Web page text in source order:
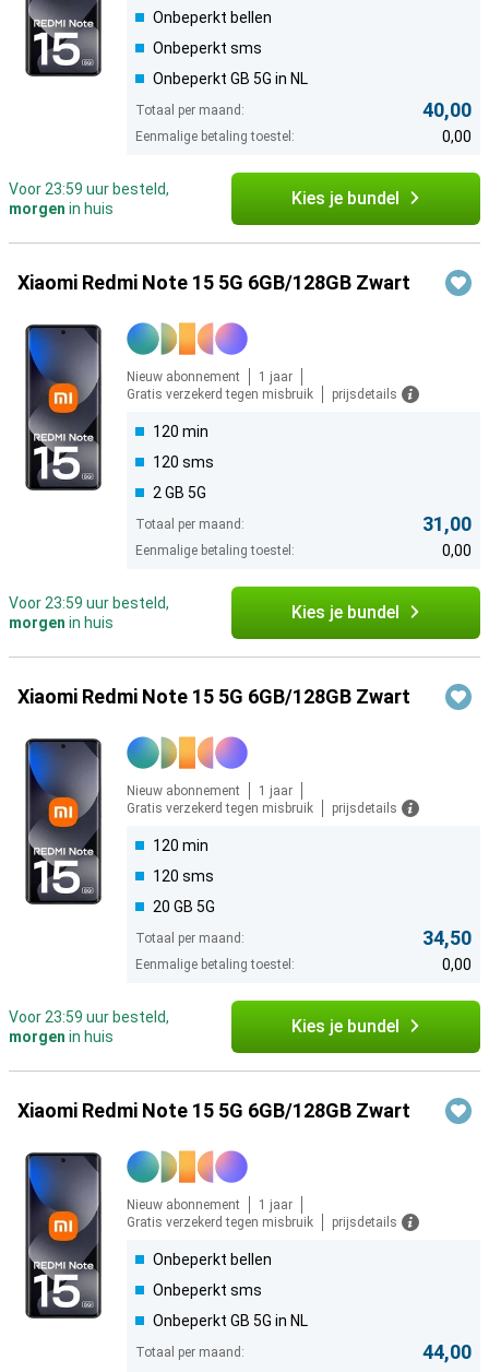
Onbeperkt bellen
Onbeperkt sms
Onbeperkt GB 5G in NL
Totaal per maand: 40,00
Eenmalige betaling toestel: 0,00
Voor 23:59 uur besteld,
morgen in huis Kies je bundel
Xiaomi Redmi Note 15 5G 6GB/128GB Zwart
Nieuw abonnement
1 jaar
Gratis verzekerd tegen misbruik
prijsdetails
120 min
120 sms
2 GB 5G
Totaal per maand: 31,00
Eenmalige betaling toestel: 0,00
Voor 23:59 uur besteld,
morgen in huis Kies je bundel
Xiaomi Redmi Note 15 5G 6GB/128GB Zwart
Nieuw abonnement
1 jaar
Gratis verzekerd tegen misbruik
prijsdetails
120 min
120 sms
20 GB 5G
Totaal per maand: 34,50
Eenmalige betaling toestel: 0,00
Voor 23:59 uur besteld,
morgen in huis Kies je bundel
Xiaomi Redmi Note 15 5G 6GB/128GB Zwart
Nieuw abonnement
1 jaar
Gratis verzekerd tegen misbruik
prijsdetails
Onbeperkt bellen
Onbeperkt sms
Onbeperkt GB 5G in NL
Totaal per maand: 44,00